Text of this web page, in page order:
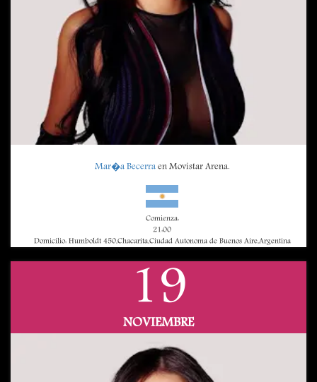
Mar�a Becerraen Movistar Arena.
Comienza:
21:00
Domicilio: Humboldt 450,Chacarita,Ciudad Autonoma de Buenos Aire,Argentina
19
NOVIEMBRE